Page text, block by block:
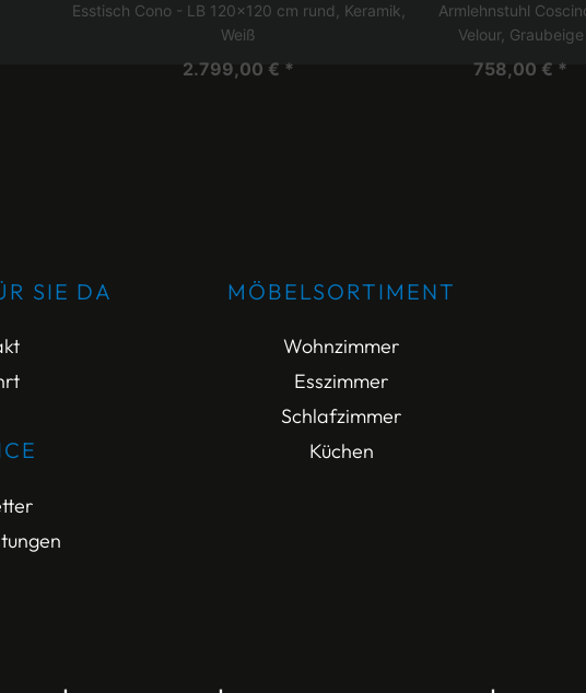
Esstisch Cono - LB 120x120 cm rund, Keramik,
Weiß
2.799,00 € *
Armlehnstuhl
Velour, Graubeige
758,00 € *
SIE DA MÖBELSORTIMENT
Wohnzimmer
Esszimmer
Schlafzimmer
Küchen